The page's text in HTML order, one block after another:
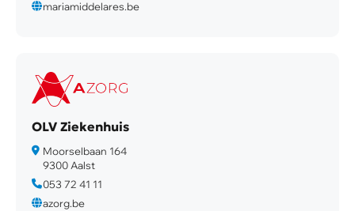
mariamiddelares.be
OLV Ziekenhuis
Moorselbaan 164
9300 Aalst
053 72 41 11
azorg.be